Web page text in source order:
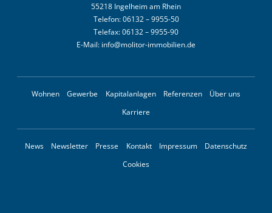
55218 Ingelheim am Rhein
Telefon:06132 – 9955-50
Telefax:06132 – 9955-90
E-Mail: info@molitor-immobilien.de
Wohnen Gewerbe Kapitalanlagen Referenzen
Über uns
Karriere
News Newsletter Presse Kontakt Impressum
Datenschutz
Cookies